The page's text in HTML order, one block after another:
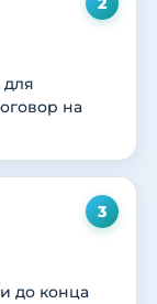
на
3
до конца